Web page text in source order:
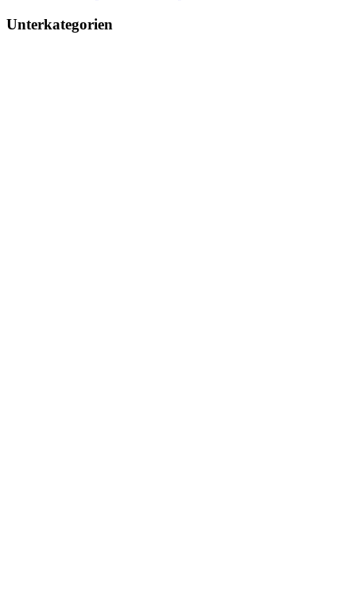
Unterkategorien